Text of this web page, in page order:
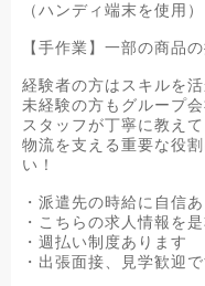
（ハンディ端末を使用）
【手作業】一部の商品
経験者の方はスキルを
未経験の方もグループ
スタッフが丁寧に教えて
物流を支える重要な役
い！
・派遣先の時給に自信
・こちらの求人情報を
・週払い制度あります
・出張面接、見学歓迎